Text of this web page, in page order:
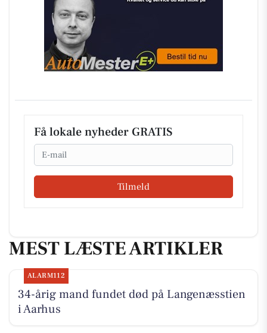
Få lokale nyheder GRATIS
Email
Tilmeld
MEST LÆSTE ARTIKLER
ALARM112
34-årig mand fundet død på Langenæsstien
i Aarhus